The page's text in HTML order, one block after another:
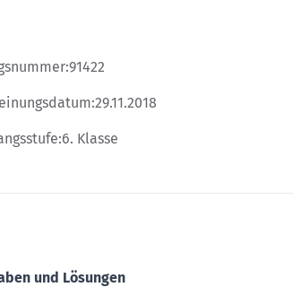
und Lösungen
91422
29.11.2018
6. Klasse